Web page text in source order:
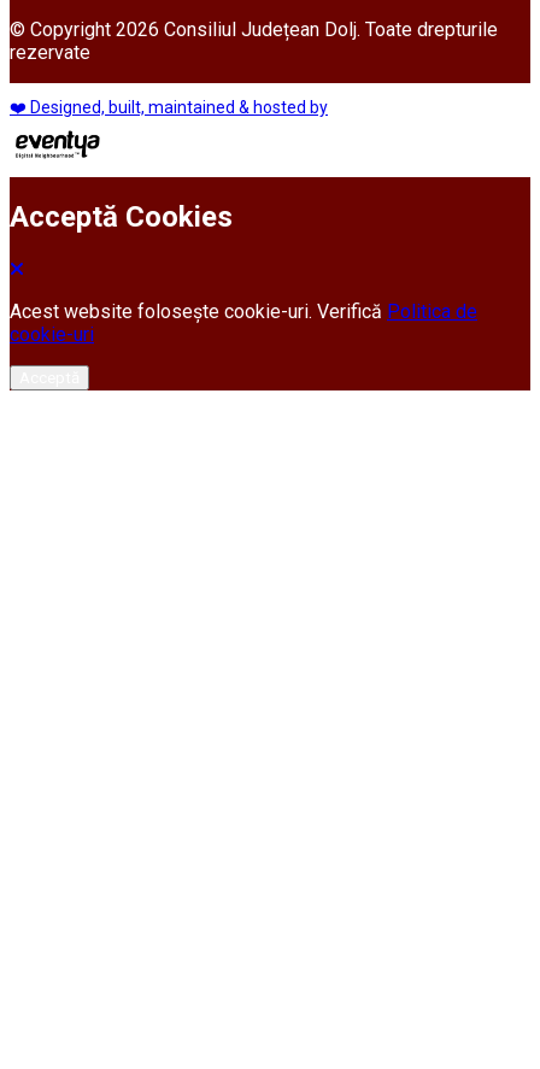
© Copyright 2026 Consiliul Județean Dolj. Toate drepturile
rezervate
❤️ Designed, built, maintained & hosted by
Acceptă Cookies
Acest website folosește cookie-uri. Verifică Politica de
cookie-uri